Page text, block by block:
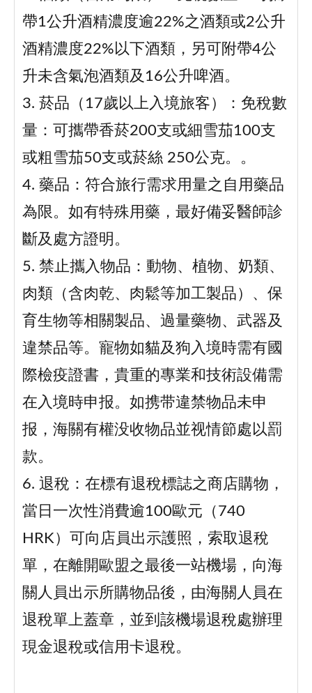
帶1公升酒精濃度逾22%之酒類或2公升
酒精濃度22%以下酒類，另可附帶4公
升未含氣泡酒類及16公升啤酒。
3. 菸品（17歲以上入境旅客）：免稅數
量：可攜帶香菸200支或細雪茄100支
或粗雪茄50支或菸絲 250公克。。
4. 藥品：符合旅行需求用量之自用藥品
為限。如有特殊用藥，最好備妥醫師診
斷及處方證明。
5. 禁止攜入物品：動物、植物、奶類、
肉類（含肉乾、肉鬆等加工製品）、保
育生物等相關製品、過量藥物、武器及
違禁品等。寵物如貓及狗入境時需有國
際檢疫證書，貴重的專業和技術設備需
在入境時申报。如携带違禁物品未申
报，海關有權没收物品並视情節處以罰
款。
6. 退稅：在標有退稅標誌之商店購物，
當日一次性消費逾100歐元（740
HRK）可向店員出示護照，索取退稅
單，在離開歐盟之最後一站機場，向海
關人員出示所購物品後，由海關人員在
退稅單上蓋章，並到該機場退稅處辦理
現金退稅或信用卡退稅。